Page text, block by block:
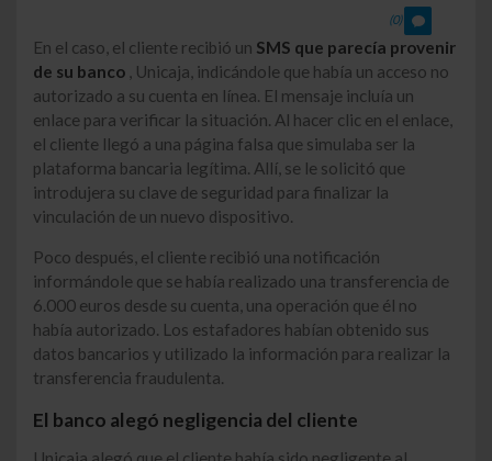
(0)
En el caso, el cliente recibió un SMS que parecía provenir
de su banco
, Unicaja, indicándole que había un acceso no
autorizado a su cuenta en línea. El mensaje incluía un
enlace para verificar la situación. Al hacer clic en el enlace,
el cliente llegó a una página falsa que simulaba ser la
plataforma bancaria legítima. Allí, se le solicitó que
introdujera su clave de seguridad para finalizar la
vinculación de un nuevo dispositivo.
Poco después, el cliente recibió una notificación
informándole que se había realizado una transferencia de
6.000 euros desde su cuenta, una operación que él no
había autorizado. Los estafadores habían obtenido sus
datos bancarios y utilizado la información para realizar la
transferencia fraudulenta.
El banco alegó negligencia del cliente